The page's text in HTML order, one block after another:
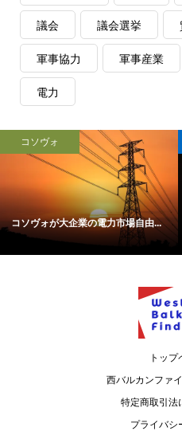
議会 議会選挙
軍事協力 軍事産業
電力
コソヴォ
コソヴォが大企業の電力市場自由...
トップ
西バルカンファ
特定商取引法
プライバシ